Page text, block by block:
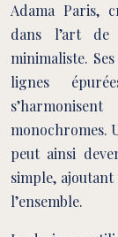
Adama Paris,
dans l’art
minimaliste.
lignes
monochromes.
peut ainsi
simple,
l’ensemble.